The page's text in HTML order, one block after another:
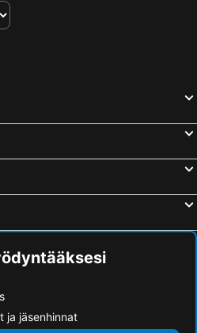
ja jäsenhinnat